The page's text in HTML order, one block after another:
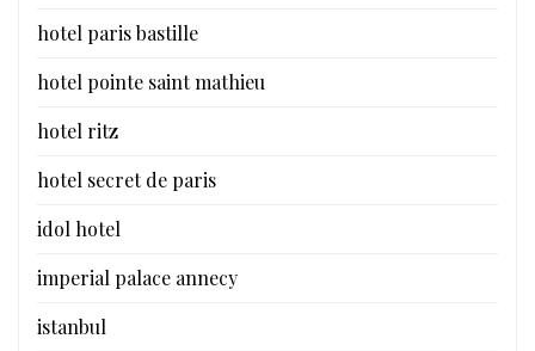
hotel paris bastille
hotel pointe saint mathieu
hotel ritz
hotel secret de paris
idol hotel
imperial palace annecy
istanbul